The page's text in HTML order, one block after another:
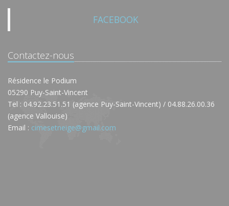
FACEBOOK
Contactez-nous
Résidence le Podium
05290 Puy-Saint-Vincent
Tel : 04.92.23.51.51 (agence Puy-Saint-Vincent) / 04.88.26.00.36
(agence Vallouise)
Email : cimesetneige@gmail.com